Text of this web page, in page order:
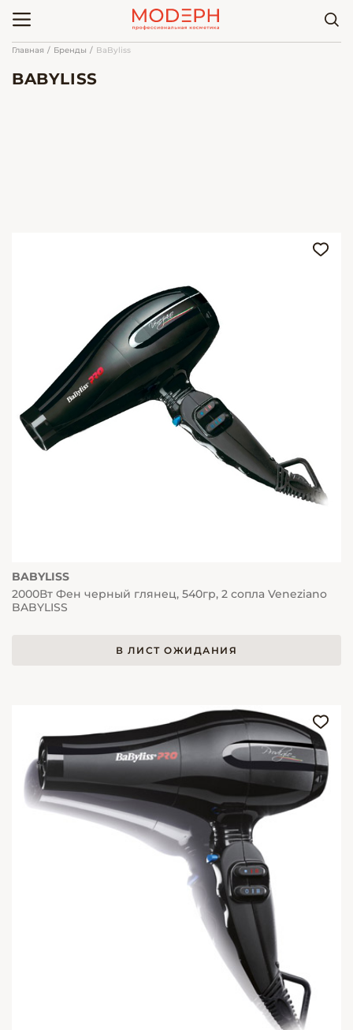
Главная Бренды BaByliss
BABYLISS
BABYLISS
2000Вт Фен черный глянец, 540гр, 2 сопла Veneziano
BABYLISS
В ЛИСТ ОЖИДАНИЯ